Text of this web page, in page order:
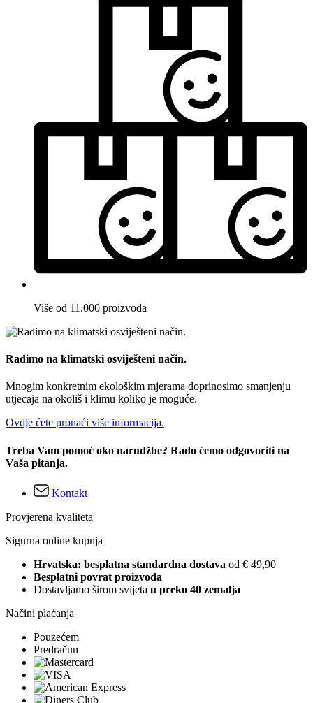
Više od 11.000 proizvoda
Radimo na klimatski osviješteni način.
Mnogim konkretnim ekološkim mjerama doprinosimo smanjenju
utjecaja na okoliš i klimu koliko je moguće.
Ovdje ćete pronaći više informacija.
Treba Vam pomoć oko narudžbe? Rado ćemo odgovoriti na
Vaša pitanja.
Kontakt
Provjerena kvaliteta
Sigurna online kupnja
Hrvatska: besplatna standardna dostava od € 49,90
Besplatni povrat proizvoda
Dostavljamo širom svijeta u preko 40 zemalja
Načini plaćanja
Pouzećem
Predračun